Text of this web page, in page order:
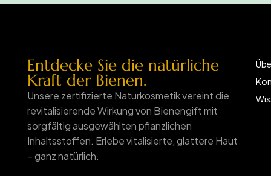
Entdecke Sie die natürliche
Kraft der Bienen.
Unsere zertifizierte Naturkosmetik vereint die
revitalisierende Wirkung von Bienengift mit
sorgfältig ausgewählten pflanzlichen
Inhaltsstoffen. Erlebe vitalisierte, glattere Haut
– ganz natürlich.